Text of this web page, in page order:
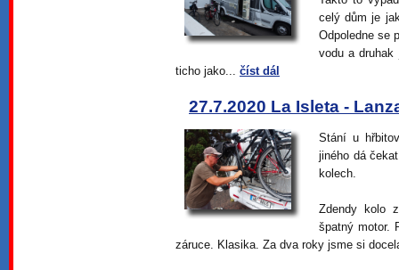
celý dům je
Odpoledne se
vodu a
ticho jako... číst dál
27.7.2020 La Isleta -
Stání u
jiného dá
kolech.
Zdendy kolo
špatný motor.
záruce. Klasika. Za dva roky jsme si